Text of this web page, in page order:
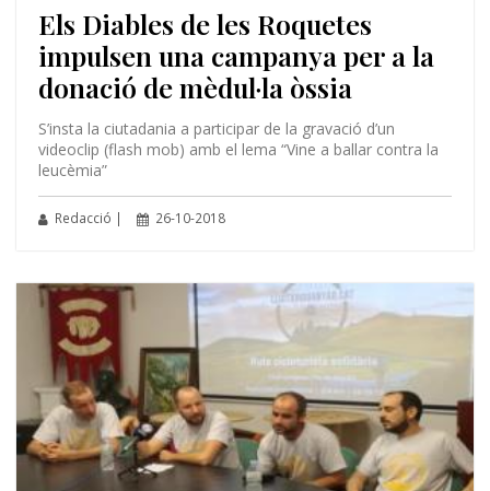
Els Diables de les Roquetes
impulsen una campanya per a la
donació de mèdul·la òssia
S’insta la ciutadania a participar de la gravació d’un
videoclip (flash mob) amb el lema “Vine a ballar contra la
leucèmia”
Redacció | 26-10-2018